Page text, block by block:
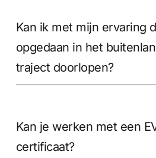
Kan ik met mijn ervaring
opgedaan in het
traject doorlopen?
Kan je werken met een
certificaat?